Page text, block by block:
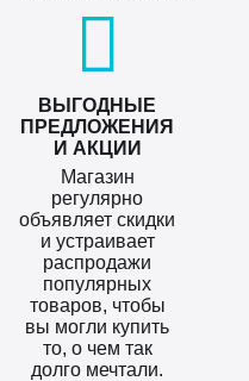
ВЫГОДНЫЕ
ПРЕДЛОЖЕНИЯ
И АКЦИИ
Магазин
регулярно
объявляет скидки
и устраивает
распродажи
популярных
товаров, чтобы
вы могли купить
то, о чем так
долго мечтали.